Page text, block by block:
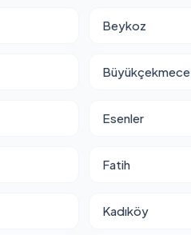
Beykoz
Büyükçekmece
Esenler
Fatih
Kadıköy